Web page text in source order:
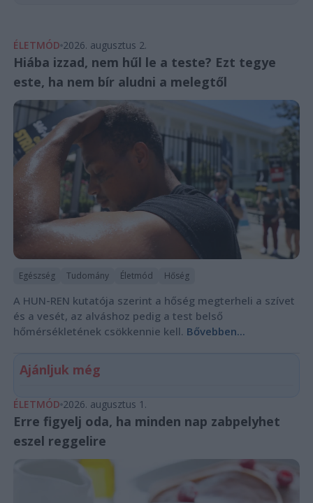
ÉLETMÓD 2026. augusztus 2.
Hiába izzad, nem hűl le a teste? Ezt tegye
este, ha nem bír aludni a melegtől
Egészség Tudomány Életmód Hőség
A HUN-REN kutatója szerint a hőség megterheli a szívet
és a vesét, az alváshoz pedig a test belső
hőmérsékletének csökkennie kell. Bővebben...
Ajánljuk még
ÉLETMÓD 2026. augusztus 1.
Erre figyelj oda, ha minden nap zabpelyhet
eszel reggelire